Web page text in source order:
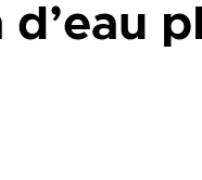
d’eau